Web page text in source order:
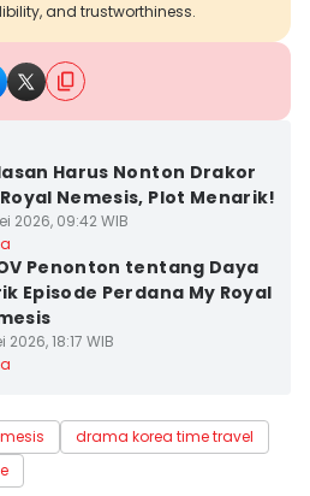
and trustworthiness.
Harus Nonton Drakor
Nemesis, Plot Menarik!
2026, 09:42 WIB
Penonton tentang Daya
Episode Perdana My Royal
2026, 18:17 WIB
drama korea time travel